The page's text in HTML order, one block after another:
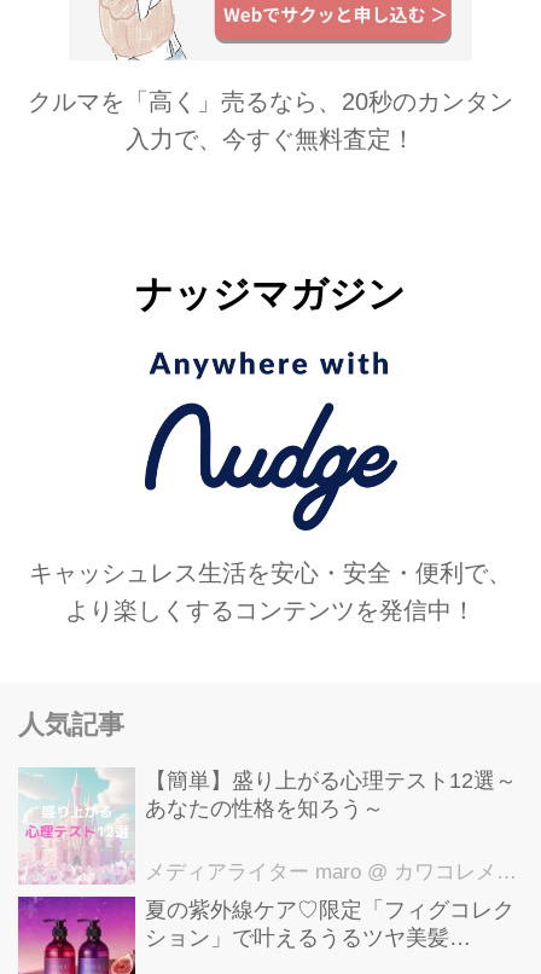
クルマを「高く」売るなら、20秒のカンタン
入力で、今すぐ無料査定！
ナッジマガジン
キャッシュレス生活を安心・安全・便利で、
より楽しくするコンテンツを発信中！
人気記事
【簡単】盛り上がる心理テスト12選～
あなたの性格を知ろう～
メディアライター maro @ カワコレメディア編集部
夏の紫外線ケア♡限定「フィグコレク
ション」で叶えるうるツヤ美髪